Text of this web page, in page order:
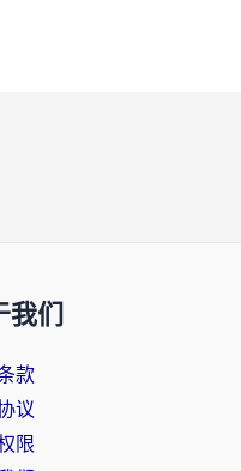
我们
款
议
限